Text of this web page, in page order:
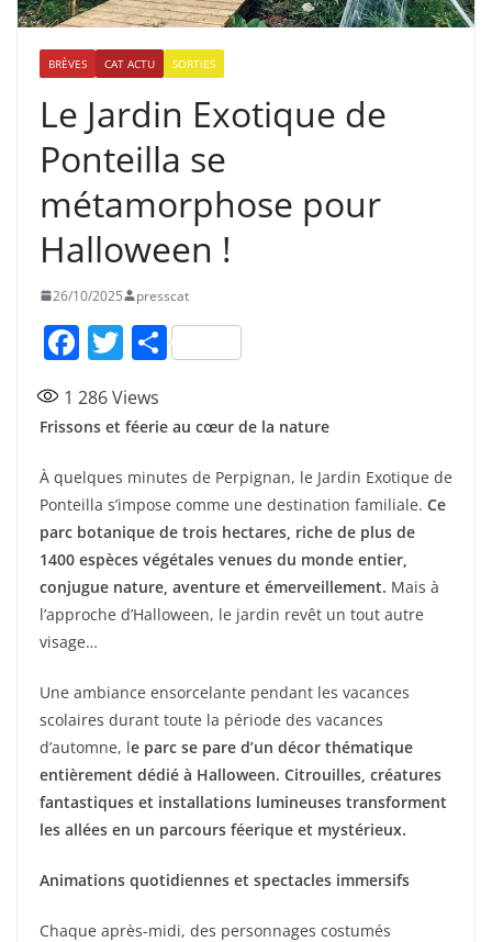
BRÈVES CAT ACTU SORTIES
Le Jardin Exotique de
Ponteilla se
métamorphose pour
Halloween !
26/10/2025 presscat
F
c
e
b
o
o
k
T
w
itt
er
P
ta
g
er
1 286Views
Frissons et féerie au cœur de la nature
À quelques minutes de Perpignan, le Jardin Exotique de
Ponteilla s’impose comme une destination familiale. Ce
parc botanique de trois hectares, riche de plus de
1400 espèces végétales venues du monde entier,
conjugue nature, aventure et émerveillement. Mais à
l’approche d’Halloween, le jardin revêt un tout autre
visage…
Une ambiance ensorcelante pendant les vacances
scolaires durant toute la période des vacances
d’automne, le parc se pare d’un décor thématique
entièrement dédié à Halloween. Citrouilles, créatures
fantastiques et installations lumineuses transforment
les allées en un parcours féerique et mystérieux.
Animations quotidiennes et spectacles immersifs
Chaque après-midi, des personnages costumés